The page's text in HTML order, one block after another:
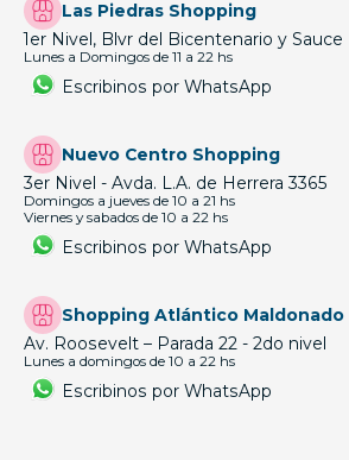
Las Piedras Shopping
1er Nivel, Blvr del Bicentenario y Sauce
Lunes a Domingos de 11 a 22 hs
Escribinos por WhatsApp
Nuevo Centro Shopping
3er Nivel - Avda. L.A. de Herrera 3365
Domingos a jueves de 10 a 21 hs
Viernes y sabados de 10 a 22 hs
Escribinos por WhatsApp
Shopping Atlántico Maldonado
Av. Roosevelt – Parada 22 - 2do nivel
Lunes a domingos de 10 a 22 hs
Escribinos por WhatsApp